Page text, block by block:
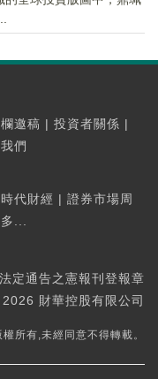
邀稿 | 投資者關係 |
們
時代財經 | 證券市場周
...
定通告之憲報刊登報章
財華控股有限公司
所有,未經同意不得轉載。